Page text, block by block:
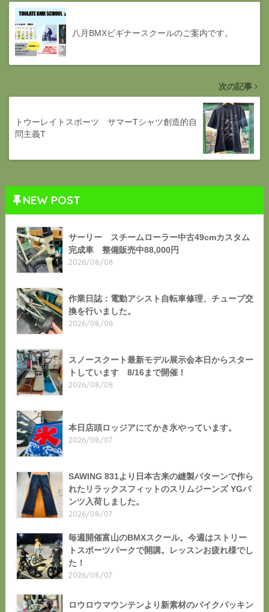
八月BMXビギナースクールのご案内です。
次の記事
トウーレイトスポーツ サマーTシャツ創造的自
問主義T
NEW POST
サーリー スチームローラー中古49cmカスタム
完成車 整備販売中88,000円
2026/08/08
作業日誌：電動アシスト自転車修理、チューブ交
換を行いました。
2026/08/08
スノースクート最新モデル展示会本日からスター
トしています 8/16まで開催！
2026/08/08
本日店頭ロッジアにてかき氷やっています。
2026/08/07
SAWING 831より日本古来の縫製パターンで作ら
れたリラックスフィットのスリムジーンズ YGパ
ンツ入荷しました。
2026/08/07
毎週開催富山のBMXスクール。今週はストリー
トスポーツパークで開講。レッスンお疲れ様でし
た！
2026/08/07
ロウロウマウンテンより新素材のバイクパッキン